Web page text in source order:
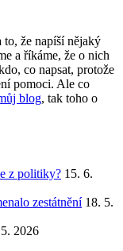
že napíší nějaký
a říkáme, že o nich
co napsat, protože
pomoci. Ale co
blog, tak toho o
z politiky? 15. 6.
zestátnění 18. 5.
2026